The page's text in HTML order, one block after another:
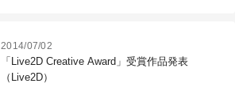
2014/07/02
「Live2D Creative Award」受賞作品発表
（Live2D）